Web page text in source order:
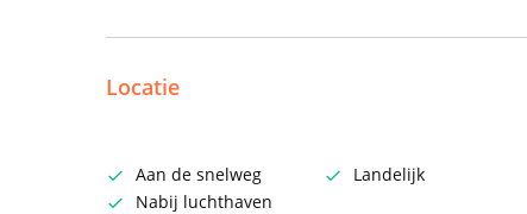
Locatie
Aan de snelweg Landelijk
Nabij luchthaven